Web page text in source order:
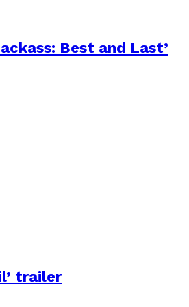
Best and Last’
trailer